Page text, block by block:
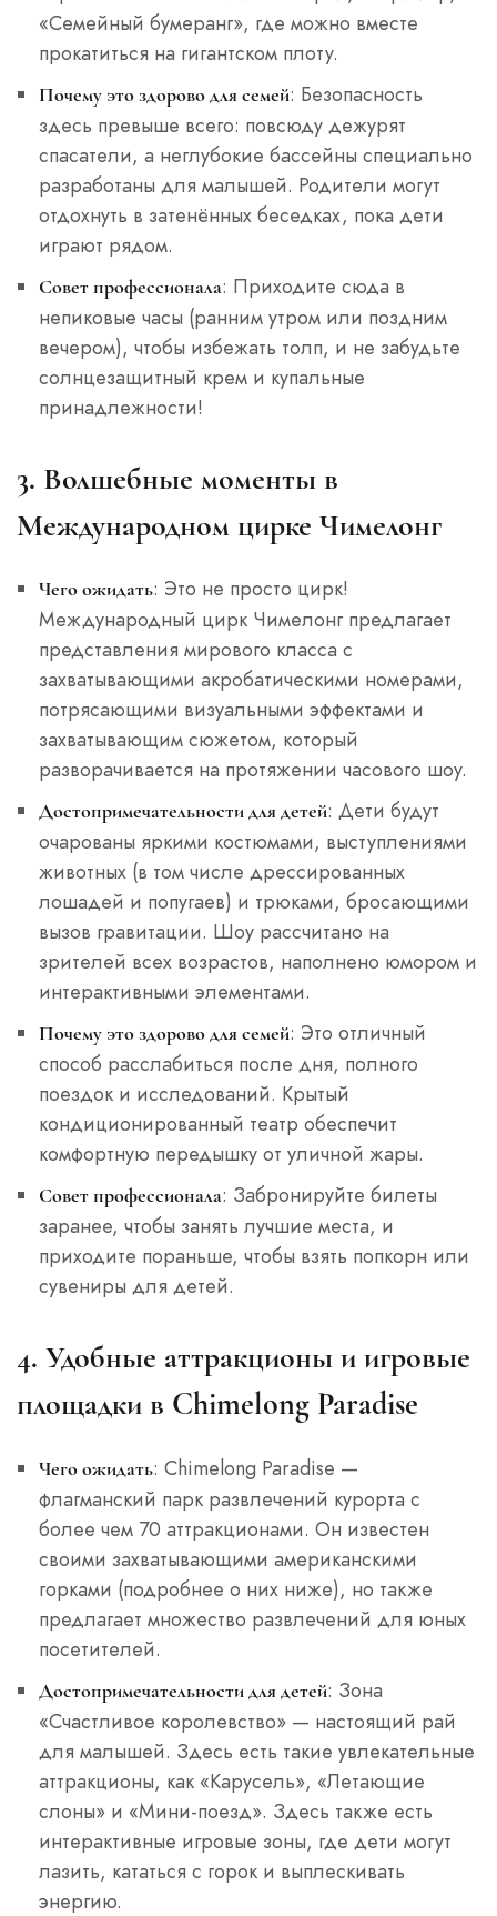
«Семейный бумеранг», где можно вместе
прокатиться на гигантском плоту.
Почему это здорово для семей: Безопасность
здесь превыше всего: повсюду дежурят
спасатели, а неглубокие бассейны специально
разработаны для малышей. Родители могут
отдохнуть в затенённых беседках, пока дети
играют рядом.
Совет профессионала: Приходите сюда в
непиковые часы (ранним утром или поздним
вечером), чтобы избежать толп, и не забудьте
солнцезащитный крем и купальные
принадлежности!
3. Волшебные моменты в
Международном цирке Чимелонг
Чего ожидать: Это не просто цирк!
Международный цирк Чимелонг предлагает
представления мирового класса с
захватывающими акробатическими номерами,
потрясающими визуальными эффектами и
захватывающим сюжетом, который
разворачивается на протяжении часового шоу.
Достопримечательности для детей: Дети будут
очарованы яркими костюмами, выступлениями
животных (в том числе дрессированных
лошадей и попугаев) и трюками, бросающими
вызов гравитации. Шоу рассчитано на
зрителей всех возрастов, наполнено юмором и
интерактивными элементами.
Почему это здорово для семей: Это отличный
способ расслабиться после дня, полного
поездок и исследований. Крытый
кондиционированный театр обеспечит
комфортную передышку от уличной жары.
Совет профессионала: Забронируйте билеты
заранее, чтобы занять лучшие места, и
приходите пораньше, чтобы взять попкорн или
сувениры для детей.
4. Удобные аттракционы и игровые
площадки в Chimelong Paradise
Чего ожидать: Chimelong Paradise —
флагманский парк развлечений курорта с
более чем 70 аттракционами. Он известен
своими захватывающими американскими
горками (подробнее о них ниже), но также
предлагает множество развлечений для юных
посетителей.
Достопримечательности для детей: Зона
«Счастливое королевство» — настоящий рай
для малышей. Здесь есть такие увлекательные
аттракционы, как «Карусель», «Летающие
слоны» и «Мини-поезд». Здесь также есть
интерактивные игровые зоны, где дети могут
лазить, кататься с горок и выплескивать
энергию.